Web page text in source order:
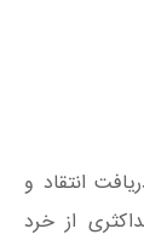
انتقاد و
از خرد